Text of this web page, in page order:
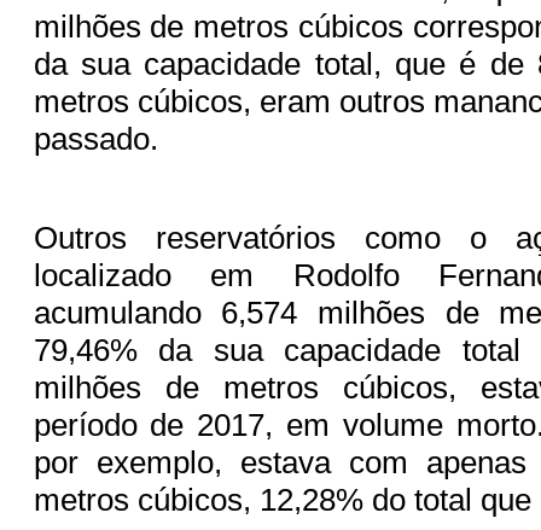
milhões de metros cúbicos
da sua capacidade total, que é de
metros cúbicos, eram outros
passado.
Outros reservatórios como o
localizado em Rodolfo
acumulando 6,574 milhões de
79,46% da sua capacidade
milhões de metros cúbicos,
período de 2017, em volume
por exemplo, estava com
metros cúbicos, 12,28% do total